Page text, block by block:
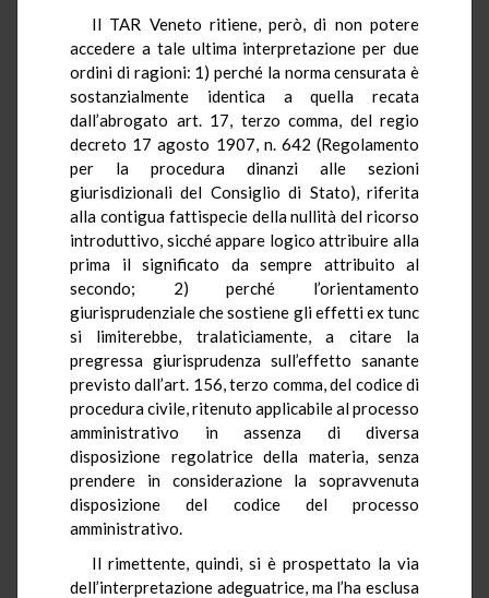
Il TAR Veneto ritiene, però, di non potere
accedere a tale ultima interpretazione per due
ordini di ragioni: 1) perché la norma censurata è
sostanzialmente identica a quella recata
dall’abrogato art. 17, terzo comma, del regio
decreto 17 agosto 1907, n. 642 (Regolamento
per la procedura dinanzi alle sezioni
giurisdizionali del Consiglio di Stato), riferita
alla contigua fattispecie della nullità del ricorso
introduttivo, sicché appare logico attribuire alla
prima il significato da sempre attribuito al
secondo; 2) perché l’orientamento
giurisprudenziale che sostiene gli effetti ex tunc
si limiterebbe, tralaticiamente, a citare la
pregressa giurisprudenza sull’effetto sanante
previsto dall’art. 156, terzo comma, del codice di
procedura civile, ritenuto applicabile al processo
amministrativo in assenza di diversa
disposizione regolatrice della materia, senza
prendere in considerazione la sopravvenuta
disposizione del codice del processo
amministrativo.
Il rimettente, quindi, si è prospettato la via
dell’interpretazione adeguatrice, ma l’ha esclusa